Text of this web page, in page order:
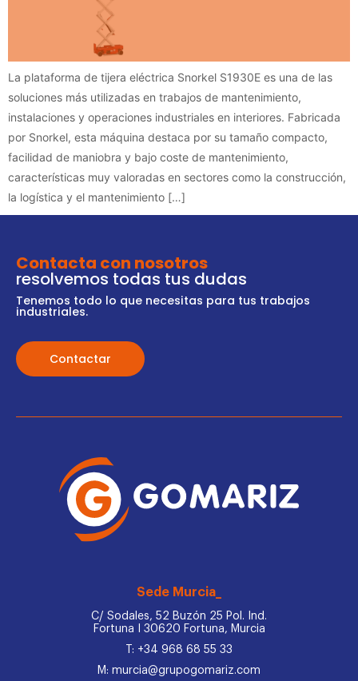
La plataforma de tijera eléctrica Snorkel S1930E es una de las
soluciones más utilizadas en trabajos de mantenimiento,
instalaciones y operaciones industriales en interiores. Fabricada
por Snorkel, esta máquina destaca por su tamaño compacto,
facilidad de maniobra y bajo coste de mantenimiento,
características muy valoradas en sectores como la construcción,
la logística y el mantenimiento […]
Contacta con nosotros
resolvemos todas tus dudas
Tenemos todo lo que necesitas para tus trabajos
industriales.
Contactar
Sede Murcia_
C/ Sodales, 52 Buzón 25 Pol. Ind.
Fortuna I 30620 Fortuna, Murcia
T: +34 968 68 55 33
M: murcia@grupogomariz.com